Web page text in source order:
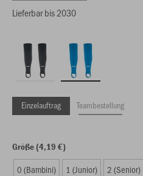
Lieferbar bis 2030
Einzelauftrag Teambestellung
Größe (4,19 €)
0 (Bambini) 1 (Junior) 2 (Senior)